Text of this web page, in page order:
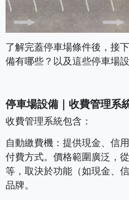
了解完蓋停車場條件後，接
備有哪些？以及這些停車場
停車場設備｜收費管理系
收費管理系統包含：
自動繳費機：提供現金、信
付費方式。價格範圍廣泛，
等，取決於功能（如現金、
品牌。